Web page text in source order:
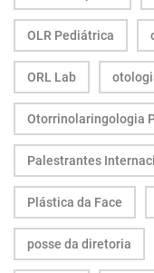
OLR Pediátrica
ORL Lab
Otorrinolaringologia
Palestrantes
Plástica da Face
posse da diretoria